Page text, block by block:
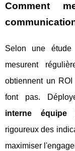
Comment
Selon une
mesurent
obtiennent un
font pas.
interne équipe
rigoureux des
maximiser